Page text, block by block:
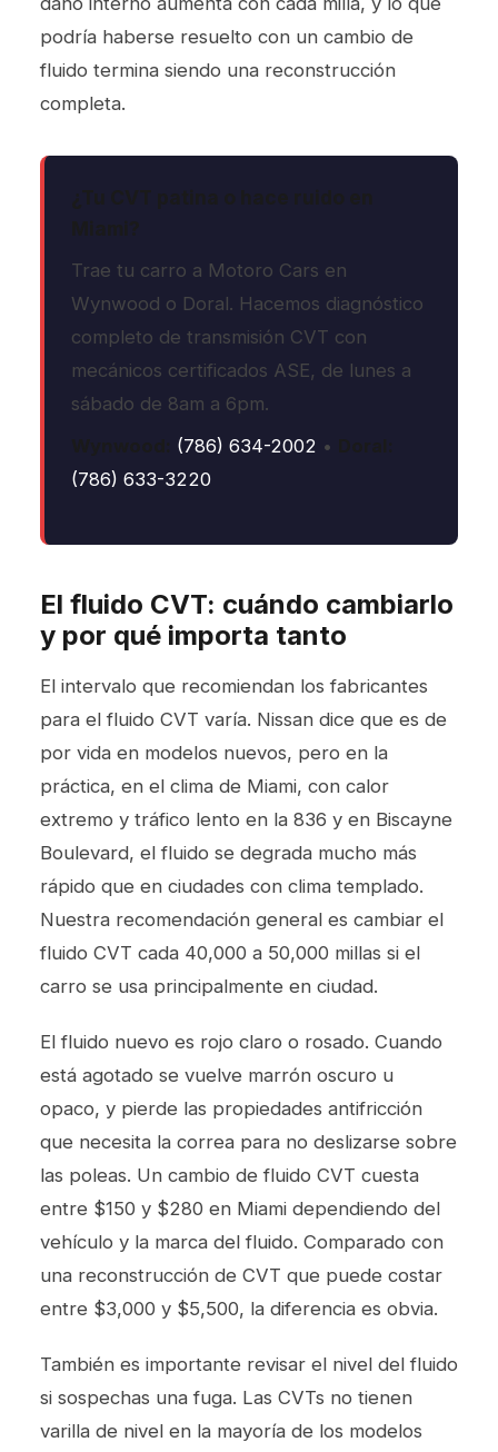
podría haberse resuelto con un cambio de
fluido termina siendo una reconstrucción
completa.
Trae tu carro a Motoro Cars en
Wynwood o Doral. Hacemos diagnóstico
completo de transmisión CVT con
mecánicos certificados ASE, de lunes a
sábado de 8am a 6pm.
(786) 634-2002 •
(786) 633-3220
El fluido CVT: cuándo cambiarlo
y por qué importa tanto
El intervalo que recomiendan los fabricantes
para el fluido CVT varía. Nissan dice que es de
por vida en modelos nuevos, pero en la
práctica, en el clima de Miami, con calor
extremo y tráfico lento en la 836 y en Biscayne
Boulevard, el fluido se degrada mucho más
rápido que en ciudades con clima templado.
Nuestra recomendación general es cambiar el
fluido CVT cada 40,000 a 50,000 millas si el
carro se usa principalmente en ciudad.
El fluido nuevo es rojo claro o rosado. Cuando
está agotado se vuelve marrón oscuro u
opaco, y pierde las propiedades antifricción
que necesita la correa para no deslizarse sobre
las poleas. Un cambio de fluido CVT cuesta
entre $150 y $280 en Miami dependiendo del
vehículo y la marca del fluido. Comparado con
una reconstrucción de CVT que puede costar
entre $3,000 y $5,500, la diferencia es obvia.
También es importante revisar el nivel del fluido
si sospechas una fuga. Las CVTs no tienen
varilla de nivel en la mayoría de los modelos